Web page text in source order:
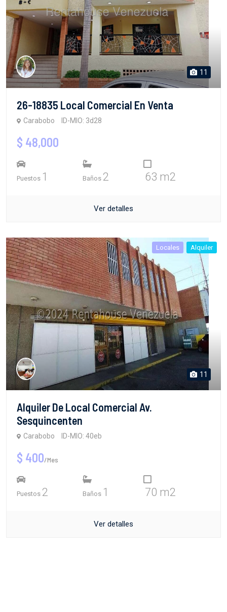
11
26-18835 Local Comercial En Venta
Carabobo ID-MIO: 3d28
$ 48,000
Puestos 1 Baños 2 63 m2
Ver detalles
Locales Alquiler
11
Alquiler De Local Comercial Av.
Sesquincenten
Carabobo ID-MIO: 40eb
$ 400/Mes
Puestos 2 Baños 1 70 m2
Ver detalles